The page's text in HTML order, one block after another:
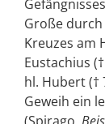
Große
Kreuzes am
Eustachius
hl. Hubert (†
Geweih ein